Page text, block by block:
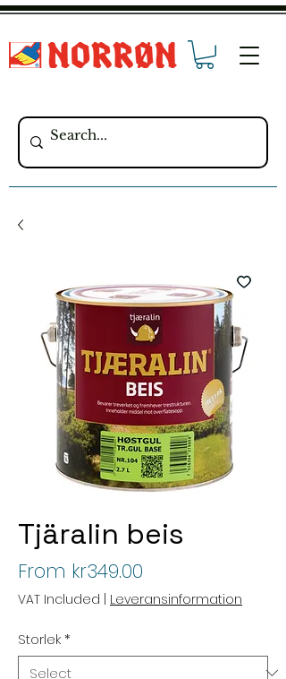
Tjäralin beis
From kr349.00
Price
VAT Included | Leveransinformation
Storlek*